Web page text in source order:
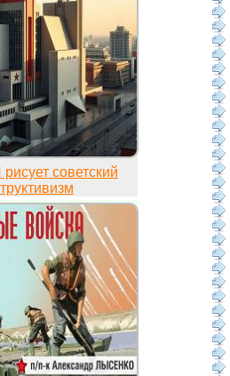
советский